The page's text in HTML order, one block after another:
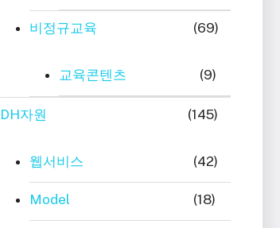
비정규교육 (69)
교육콘텐츠 (9)
DH자원 (145)
웹서비스 (42)
Model (18)